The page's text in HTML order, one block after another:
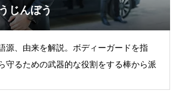
じんぼう
源、由来を解説。ボディーガードを指
守るための武器的な役割をする棒から派